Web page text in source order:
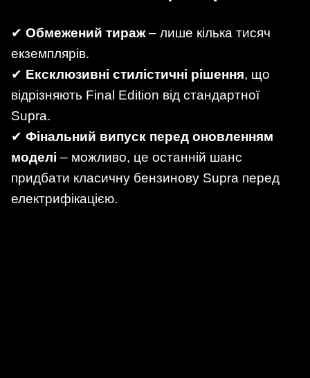
✔ Обмежений тираж– лише кілька тисяч
екземплярів.
✔ Ексклюзивні стилістичні рішення, що
відрізняють Final Edition від стандартної
Supra.
✔ Фінальний випуск перед оновленням
моделі – можливо, це останній шанс
придбати класичну бензинову Supra перед
електрифікацією.